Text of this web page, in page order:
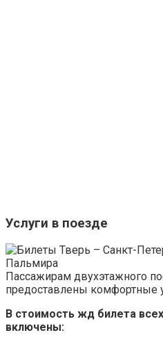
Услуги в поезде
Пассажирам двухэтажного
предоставлены комфортные
В стоимость жд билета
включены: